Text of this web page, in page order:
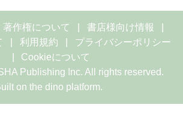
著作権について
書店様向け情報
利用規約
プライバシーポリシー
Cookieについて
Publishing Inc. All rights reserved.
on the dino platform.